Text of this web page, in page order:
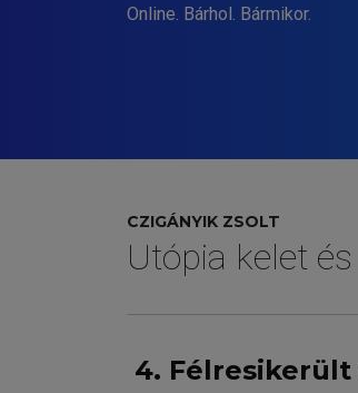
Online. Bárhol. Bármikor.
CZIGÁNYIK ZSOLT
Utópia kelet
4.